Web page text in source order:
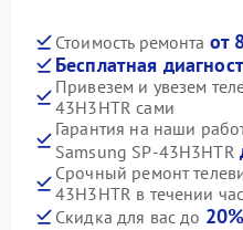
Стоимость ремонта от
Бесплатная
Привезем и увезем
43H3HTR сами
Гарантия на наши
Samsung SP-43H3HTR
Срочный ремонт
43H3HTR в течении
Скидка для вас до 20%